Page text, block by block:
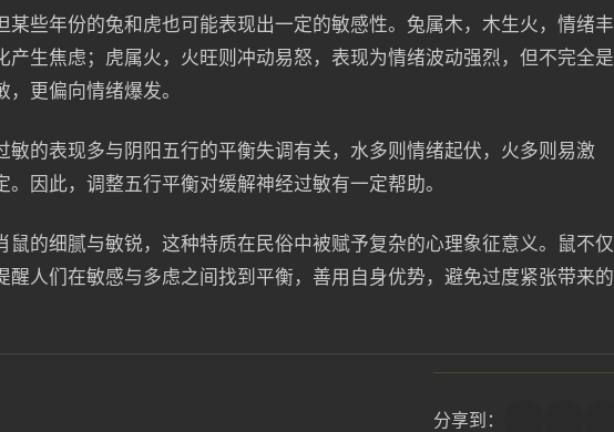
某些年份的兔和虎也可能表现出一定的敏感性。兔属木，木生火，情绪丰
产生焦虑；虎属火，火旺则冲动易怒，表现为情绪波动强烈，但不完全是
更偏向情绪爆发。
敏的表现多与阴阳五行的平衡失调有关，水多则情绪起伏，火多则易激
。因此，调整五行平衡对缓解神经过敏有一定帮助。
鼠的细腻与敏锐，这种特质在民俗中被赋予复杂的心理象征意义。鼠不仅
醒人们在敏感与多虑之间找到平衡，善用自身优势，避免过度紧张带来的
分享到：